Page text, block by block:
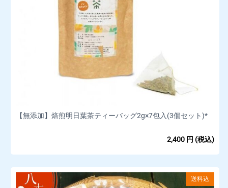
【無添加】焙煎明日葉茶ティーバッグ2g×7包入(3個セット)*
2,400 円 (税込)
送料込